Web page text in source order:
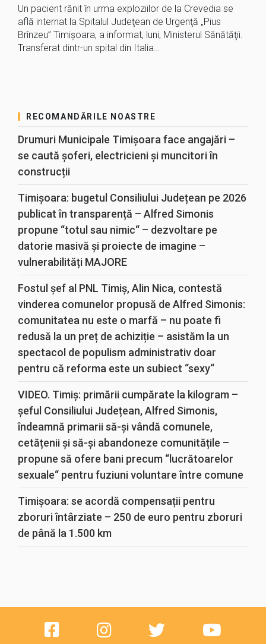
Un pacient rănit în urma exploziilor de la Crevedia se
află internat la Spitalul Judeţean de Urgenţă „Pius
Brînzeu” Timişoara, a informat, luni, Ministerul Sănătăţii.
Transferat dintr-un spital din Italia…
RECOMANDĂRILE NOASTRE
Drumuri Municipale Timișoara face angajări –
se caută șoferi, electricieni și muncitori în
construcții
Timișoara: bugetul Consiliului Județean pe 2026
publicat în transparență – Alfred Simonis
propune “totul sau nimic“ – dezvoltare pe
datorie masivă și proiecte de imagine –
vulnerabilități MAJORE
Fostul șef al PNL Timiș, Alin Nica, contestă
vinderea comunelor propusă de Alfred Simonis:
comunitatea nu este o marfă – nu poate fi
redusă la un preț de achiziție – asistăm la un
spectacol de populism administrativ doar
pentru că reforma este un subiect “sexy“
VIDEO. Timiș: primării cumpărate la kilogram –
șeful Consiliului Județean, Alfred Simonis,
îndeamnă primarii să-și vândă comunele,
cetățenii și să-și abandoneze comunitățile –
propune să ofere bani precum “lucrătoarelor
sexuale“ pentru fuziuni voluntare între comune
Timișoara: se acordă compensații pentru
zboruri întârziate – 250 de euro pentru zboruri
de până la 1.500 km